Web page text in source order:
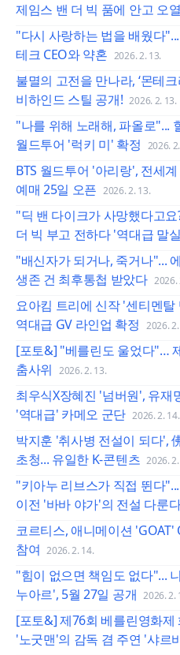
제임스 밴 더 빅 품에 안고 오열
"다시 사랑하는 법을 배웠다
테크 CEO와 약혼 2026. 2. 13.
불멸의 고전을 만나라, ‘몬테
비하인드 스틸 공개! 2026. 2. 13.
"나를 위해 노래해, 파올로"...
월드투어 '럭키 미' 확정 2026.
BTS 월드투어 '아리랑', 전세
예매 25일 오픈 2026. 2. 13.
"딕 밴 다이크가 사망했다고
더 빅 부고 전하다 '역대급 말
"배신자가 되거나, 죽거나"...
생존 건 최후통첩 받았다 2026.
요아킴 트리에 신작 '센티멘탈
역대급 GV 라인업 확정 2026.
[포토&] "베를린도 울었다"…
춤사위 2026. 2. 13.
최우식X장혜진 '넘버원', 유재
'역대급' 카메오 군단 2026. 2. 14.
박지훈 '취사병 전설이 되다',
초청... 유일한 K-콘텐츠 2026.
"키아누 리브스가 직접 뛴다
이전 '바바 야가'의 전설 다룬
코르티스, 애니메이션 'GOAT'
참여 2026. 2. 14.
"힘이 없으면 책임도 없다"...
누아르', 5월 27일 공개 2026. 2.
[포토&] 제76회 베를린영화제
'노굿맨'의 감독 겸 주연 '샤르